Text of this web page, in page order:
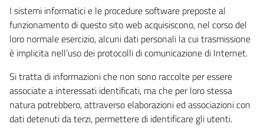
I sistemi informatici e le procedure software preposte al
funzionamento di questo sito web acquisiscono, nel corso del
loro normale esercizio, alcuni dati personali la cui trasmissione
è implicita nell’uso dei protocolli di comunicazione di Internet.
Si tratta di informazioni che non sono raccolte per essere
associate a interessati identificati, ma che per loro stessa
natura potrebbero, attraverso elaborazioni ed associazioni con
dati detenuti da terzi, permettere di identificare gli utenti.